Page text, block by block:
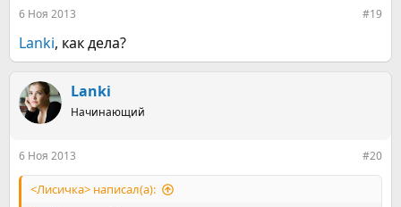
6 Ноя 2013 #19
Lanki, как дела?
Lanki
Начинающий
6 Ноя 2013 #20
<Лисичка> написал(а):